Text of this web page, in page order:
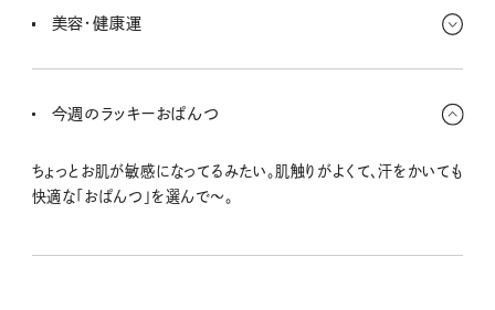
かり考えることもできるよ。いい感じで巡っているみたいだから、変化
美容・健康運
は合わなかったり、反対もあるかも。食べ物の合う合わないもわかり
今週のラッキーおぱんつ
ちょっとお肌が敏感になってるみたい。肌触りがよくて、汗をかいても
快適な「おぱんつ」を選んで〜。